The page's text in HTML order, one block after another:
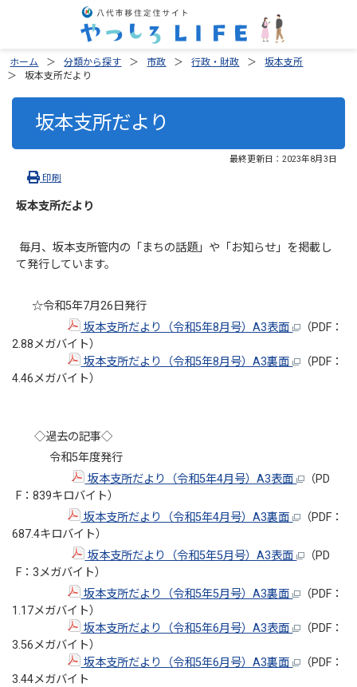
ホーム 分類から探す 市政 行政・財政
坂本支所
坂本支所だより
坂本支所だより
最終更新日： 2023年8月3日
印刷
坂本支所だより
毎月、坂本支所管内の「まちの話題」や「お知らせ」を掲載し
て発行しています。
☆令和5年7月26日発行
坂本支所だより（令和5年8月号）A3表面
（PDF：
2.88メガバイト）
坂本支所だより（令和5年8月号）A3裏面
（PDF：
4.46メガバイト）
◇過去の記事◇
令和5年度発行
坂本支所だより（令和5年4月号）A3表面
（PD
F：839キロバイト）
坂本支所だより（令和5年4月号）A3裏面
（PDF：
687.4キロバイト）
坂本支所だより（令和5年5月号）A3表面
（PD
F：3メガバイト）
坂本支所だより（令和5年5月号）A3裏面
（PDF：
1.17メガバイト）
坂本支所だより（令和5年6月号）A3表面
（PDF：
3.56メガバイト）
坂本支所だより（令和5年6月号）A3裏面
（PDF：
3.44メガバイト